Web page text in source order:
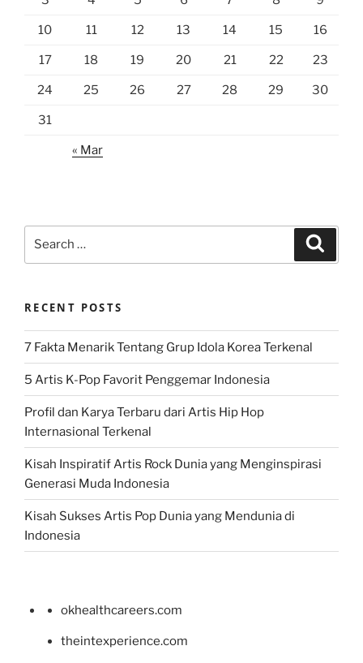
10 11 12 13 14 15 16
17 18 19 20 21 22 23
24 25 26 27 28 29 30
31
« Mar
RECENT POSTS
7 Fakta Menarik Tentang Grup Idola Korea Terkenal
5 Artis K-Pop Favorit Penggemar Indonesia
Profil dan Karya Terbaru dari Artis Hip Hop
Internasional Terkenal
Kisah Inspiratif Artis Rock Dunia yang Menginspirasi
Generasi Muda Indonesia
Kisah Sukses Artis Pop Dunia yang Mendunia di
Indonesia
okhealthcareers.com
theintexperience.com